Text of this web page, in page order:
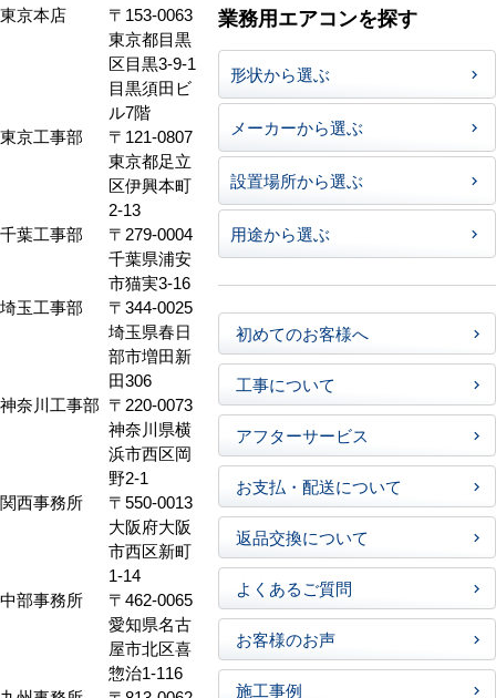
東京本店
〒153-0063
東京都目黒
区目黒3-9-1
目黒須田ビ
ル7階
東京工事部
〒121-0807
東京都足立
区伊興本町
2-13
千葉工事部
〒279-0004
千葉県浦安
市猫実3-16
埼玉工事部
〒344-0025
埼玉県春日
部市増田新
田306
神奈川工事部 〒220-0073
神奈川県横
浜市西区岡
野2-1
関西事務所
〒550-0013
大阪府大阪
市西区新町
1-14
中部事務所
〒462-0065
愛知県名古
屋市北区喜
惣治1-116
業務用エアコンを探す
形状から選ぶ
メーカーから選ぶ
設置場所から選ぶ
用途から選ぶ
初めてのお客様へ
工事について
アフターサービス
お支払・配送について
返品交換について
よくあるご質問
お客様のお声
施工事例